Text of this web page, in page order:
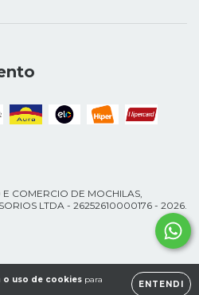
o uso de cookies para
ENTENDI
COMERCIO DE MOCHILAS,
LTDA - 26252610000176 - 2026.